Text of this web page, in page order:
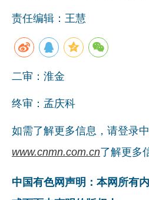
责任编辑：王慧
二审：淮金
终审：孟庆科
如需了解更多信息，请登录
www.cnmn.com.cn了解更多
中国有色网声明：本网所有